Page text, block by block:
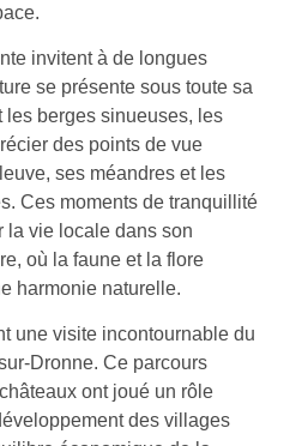
invitent à de longues
se présente sous toute sa
les berges sinueuses, les
des points de vue
ses méandres et les
Ces moments de tranquillité
la vie locale dans son
où la faune et la flore
harmonie naturelle.
une visite incontournable du
Dronne. Ce parcours
ont joué un rôle
des villages